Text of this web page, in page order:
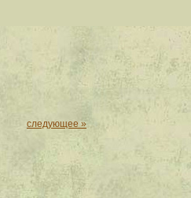
следующее »